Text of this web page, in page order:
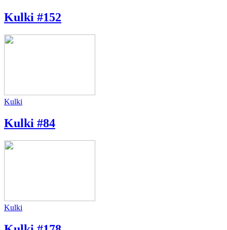
Kulki #152
Kulki
Kulki #84
Kulki